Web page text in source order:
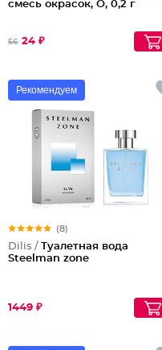
смесь окрасок, О, 0,2 г
56 24 ₽
Рекомендуем
(8)
Dilis / Туалетная вода
Steelman zone
1449 ₽